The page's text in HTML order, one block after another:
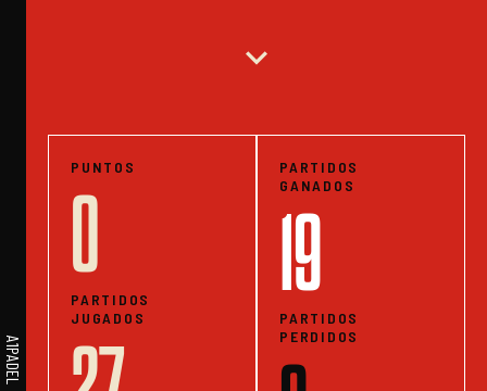
expand_more
PUNTOS
0
PARTIDOS
JUGADOS
PARTIDOS
GANADOS
19
PARTIDOS
PERDIDOS